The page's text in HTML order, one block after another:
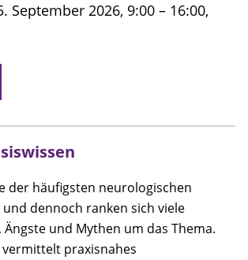
September 2026, 9:00 – 16:00,
der häufigsten neurologischen
und dennoch ranken sich viele
und Mythen um das Thema.
vermittelt praxisnahes